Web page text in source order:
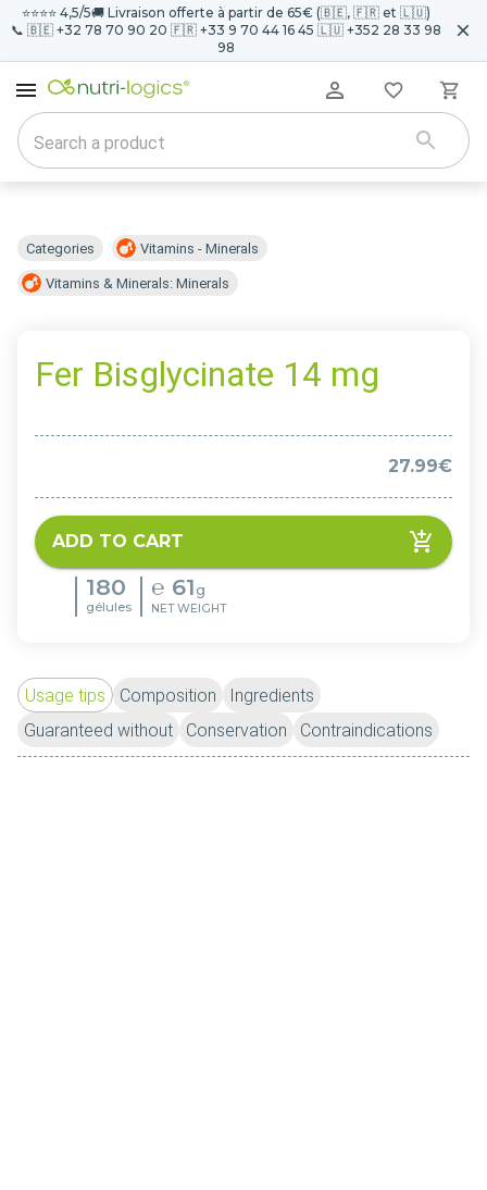
⭐️⭐️⭐️⭐️ 4,5/5🚚 Livraison offerte à partir de 65€ (🇧🇪, 🇫🇷 et 🇱🇺)
📞 🇧🇪 +32 78 70 90 20 🇫🇷 +33 9 70 44 16 45 🇱🇺 +352 28 33 98
98
Categories Vitamins - Minerals
Vitamins & Minerals: Minerals
Fer Bisglycinate 14 mg
27.99€
ADD TO CART
180
gélules
℮ 61 g
NET WEIGHT
Usage tips Composition
Ingredients
Guaranteed without
Conservation Contraindications